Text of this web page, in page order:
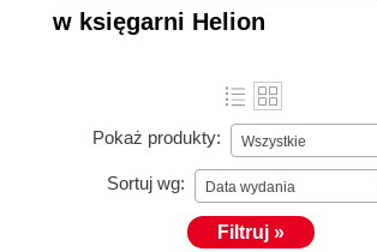
w księgarni Helion
Pokaż produkty: Wszystkie
Sortuj wg: Data wydania
Filtruj »